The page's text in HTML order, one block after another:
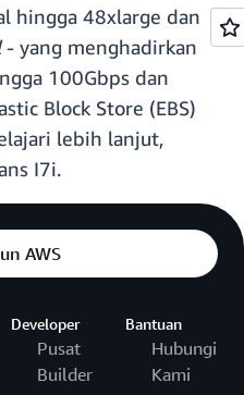
hingga 48xlarge dan
- yang menghadirkan
100Gbps dan
Block Store (EBS)
lebih lanjut,
I7i.
AWS
Developer
Pusat
Builder
Bantuan
Hubungi
Kami